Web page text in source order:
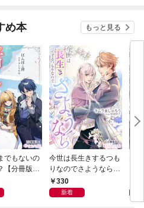
め本 もっと見る
でもないの
【分冊版】
今世は長生きするつも
りなのでさようなら
【分冊版】1
330
新着